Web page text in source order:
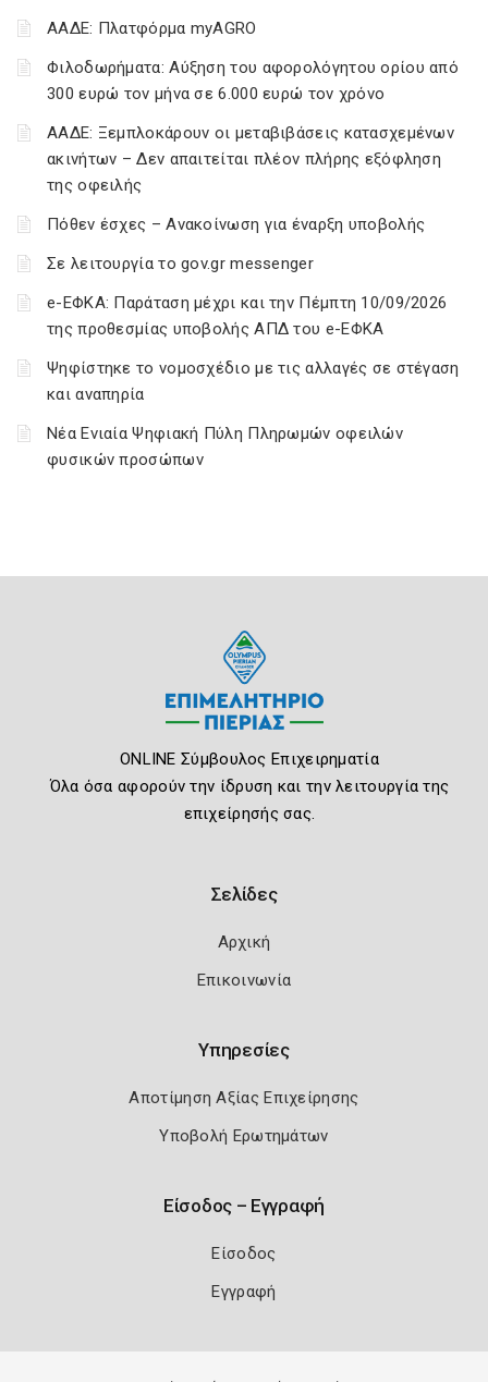
ΑΑΔΕ: Πλατφόρμα myAGRO
Φιλοδωρήματα: Αύξηση του αφορολόγητου ορίου από
300 ευρώ τον μήνα σε 6.000 ευρώ τον χρόνο
ΑΑΔΕ: Ξεμπλοκάρουν οι μεταβιβάσεις κατασχεμένων
ακινήτων – Δεν απαιτείται πλέον πλήρης εξόφληση
της οφειλής
Πόθεν έσχες – Ανακοίνωση για έναρξη υποβολής
Σε λειτουργία το gov.gr messenger
e-ΕΦΚΑ: Παράταση μέχρι και την Πέμπτη 10/09/2026
της προθεσμίας υποβολής ΑΠΔ του e-ΕΦΚΑ
Ψηφίστηκε το νομοσχέδιο με τις αλλαγές σε στέγαση
και αναπηρία
Νέα Ενιαία Ψηφιακή Πύλη Πληρωμών οφειλών
φυσικών προσώπων
ONLINE Σύμβουλος Επιχειρηματία
Όλα όσα αφορούν την ίδρυση και την λειτουργία της
επιχείρησής σας.
Σελίδες
Αρχική
Επικοινωνία
Υπηρεσίες
Αποτίμηση Αξίας Επιχείρησης
Υποβολή Ερωτημάτων
Είσοδος – Εγγραφή
Είσοδος
Εγγραφή